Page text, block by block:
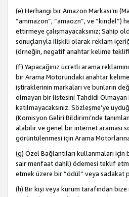
(e) Herhangi bir Amazon Markası’nı
“ammazon”, “amaozn”, ve “kindel”)
ettirmeye çalışmayacaksınız; Sahip
sonuçlarıyla ilişkili olarak reklam
(örneğin, negatif anahtar kelime
(f) Yapacağınız ücretli arama
bir Arama Motorundaki anahtar kelime
iştiraklerinin markaları ve bunların
olmayan bir listesini Tahdidi Olmayan
katılmayacaksınız. Sözleşme’ye
(Komisyon Geliri Bildirimi’nde
alabilir ve genel bir internet araması
görüntülenmesi için Arama
(g) Özel Bağlantıları kullanmaları
sair menfaat dahil) ödemesi teklif
etmek üzere bir “ödül” veya sadakat
(h) Bir kişi veya kurum tarafından